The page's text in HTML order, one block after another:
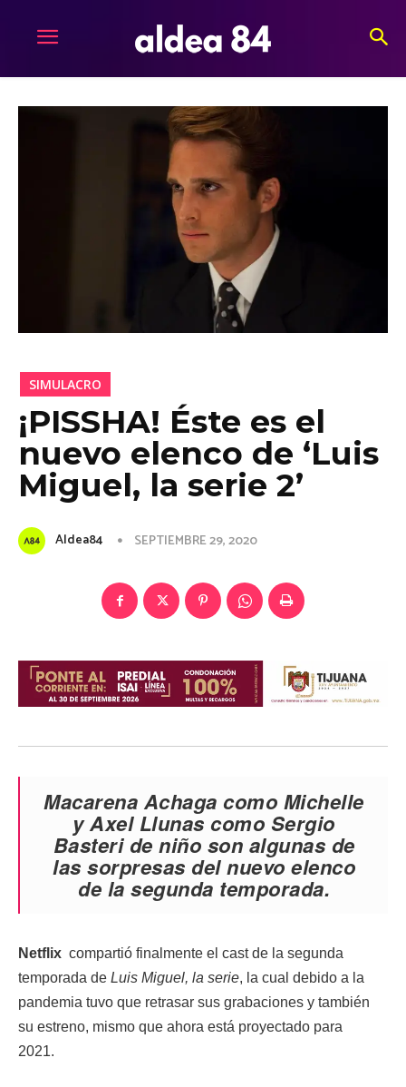
SIMULACRO
¡PISSHA! Éste es el
nuevo elenco de ‘Luis
Miguel, la serie 2’
Aldea84 SEPTIEMBRE 29, 2020
Macarena Achaga como Michelle
y Axel Llunas como Sergio
Basteri de niño son algunas de
las sorpresas del nuevo elenco
de la segunda temporada.
Netflix compartió finalmente el cast de la segunda
temporada de Luis Miguel, la serie, la cual debido a la
pandemia tuvo que retrasar sus grabaciones y también
su estreno, mismo que ahora está proyectado para
2021.